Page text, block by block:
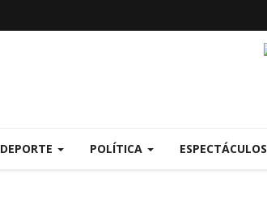
DEPORTE POLÍTICA ESPECTÁCULOS